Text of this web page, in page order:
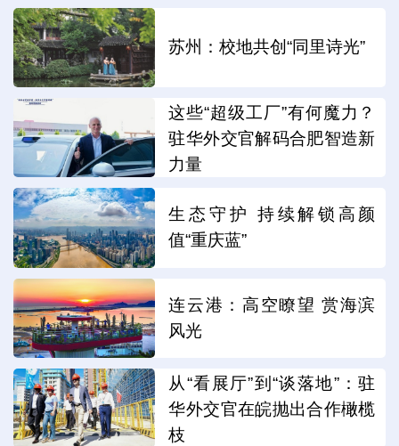
苏州：校地共创“同里诗光”
这些“超级工厂”有何魔力？
驻华外交官解码合肥智造新
力量
生态守护 持续解锁高颜
值“重庆蓝”
连云港：高空瞭望 赏海滨
风光
从“看展厅”到“谈落地”：驻
华外交官在皖抛出合作橄榄
枝